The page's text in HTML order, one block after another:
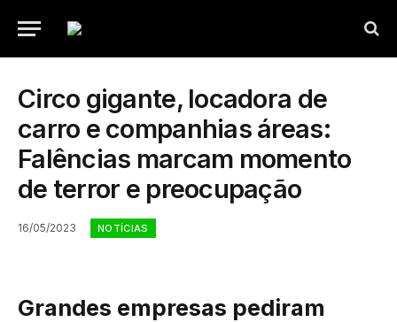
Circo gigante, locadora de
carro e companhias áreas:
Falências marcam momento
de terror e preocupação
16/05/2023 NOTÍCIAS
Grandes empresas pediram